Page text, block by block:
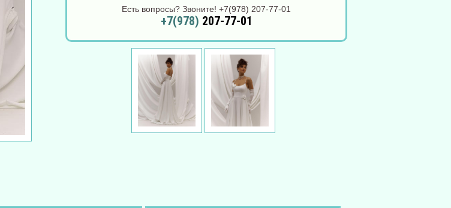
Есть вопросы? Звоните! +7(978) 207-77-01
+7(978) 207-77-01